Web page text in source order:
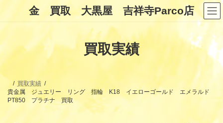
ン
キ
ッ
ー
に
移
金 買取 大黒屋 吉祥寺Parco店
買取実績
買取実績
貴金属 ジュエリー リング 指輪 K18 イエローゴールド エメラルド
PT850 プラチナ 買取